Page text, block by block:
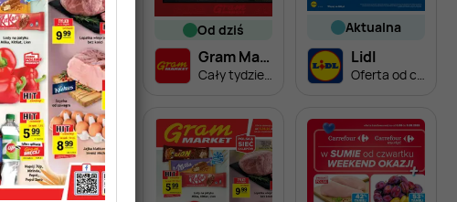
od dziś
Gram Market
Cały tydzień niskie ceny
aktualna
Lidl
Oferta od czwartku